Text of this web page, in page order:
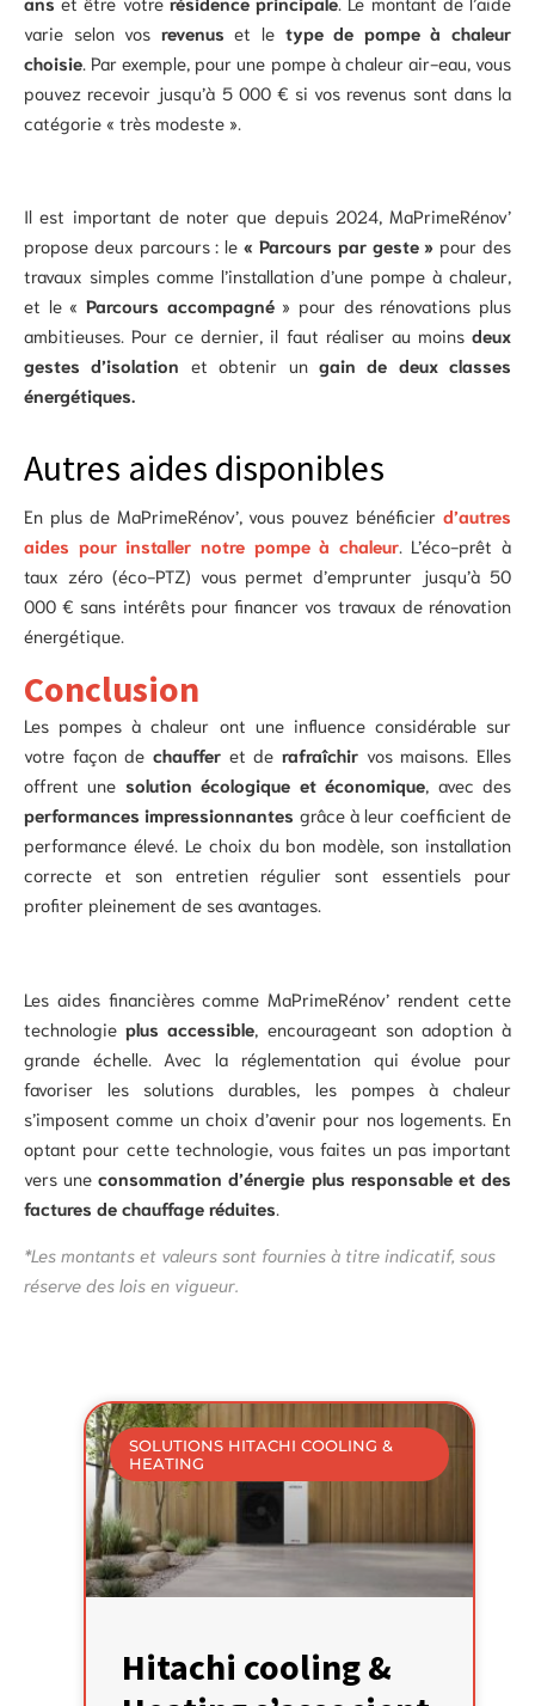
SOLUTIONS HITACHI COOLING &
HEATING
Hitachi cooling &
varie selon vos revenus et le type de pompe à chaleur
choisie . Par exemple, pour une pompe à chaleur air-eau, vous
pouvez recevoir jusqu’à 5 000 € si vos revenus sont dans la
catégorie « très modeste ».
Il est important de noter que depuis 2024, MaPrimeRénov’
propose deux parcours : le« Parcours par geste » pour des
travaux simples comme l’installation d’une pompe à chaleur,
et le « Parcours accompagné» pour des rénovations plus
ambitieuses. Pour ce dernier, il faut réaliser au moins deux
gestes d’isolation et obtenir un gain de deux classes
énergétiques.
Autres aides disponibles
En plus de MaPrimeRénov’, vous pouvez bénéficier d’autres
aides pour installer notre pompe à chaleur. L’éco-prêt à
taux zéro (éco-PTZ) vous permet d’emprunter jusqu’à 50
000 € sans intérêts pour financer vos travaux de rénovation
énergétique.
Conclusion
Les pompes à chaleur ont une influence considérable sur
votre façon de chauffer et de rafraîchir vos maisons. Elles
offrent une solution écologique et économique, avec des
performances impressionnantes grâce à leur coefficient de
performance élevé. Le choix du bon modèle, son installation
correcte et son entretien régulier sont essentiels pour
profiter pleinement de ses avantages.
Les aides financières comme MaPrimeRénov’ rendent cette
technologie plus accessible , encourageant son adoption à
grande échelle. Avec la réglementation qui évolue pour
favoriser les solutions durables, les pompes à chaleur
s’imposent comme un choix d’avenir pour nos logements. En
optant pour cette technologie, vous faites un pas important
vers uneconsommation d’énergie plus responsable et des
factures de chauffage réduites
*Les montants et valeurs sont fournies à titre indicatif, sous
réserve des lois en vigueur.